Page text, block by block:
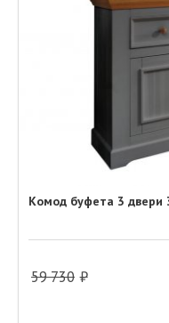
Комод буфета 3 двери
59 730